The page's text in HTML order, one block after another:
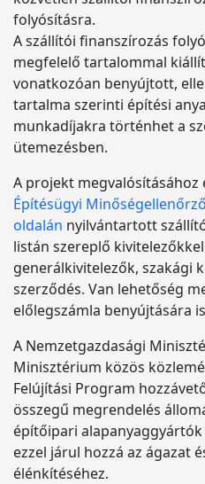
folyósításra.
A szállítói finanszírozás
megfelelő tartalommal
vonatkozóan benyújtott,
tartalma szerinti építési
munkadíjakra történhet a
ütemezésben.
A projekt megvalósításához
Építésügyi
oldalán nyilvántartott
listán szereplő
generálkivitelezők, szakági
szerződés. Van lehetőség
előlegszámla benyújtására
A Nemzetgazdasági
Minisztérium közös
Felújítási Program
összegű megrendelés
építőipari
ezzel járul hozzá az ágazat
élénkítéséhez.